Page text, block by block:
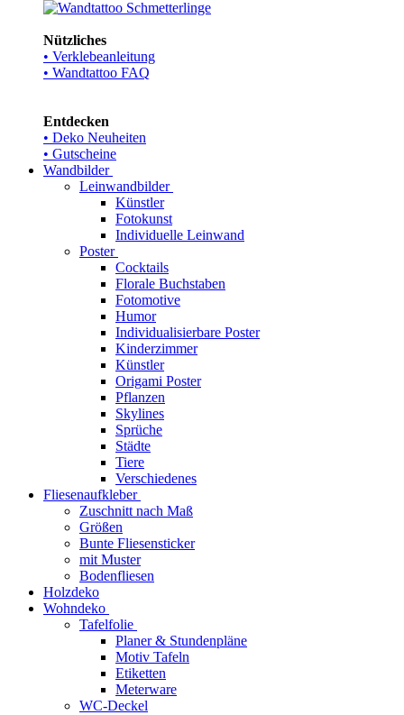
Nützliches
• Verklebeanleitung
• Wandtattoo FAQ
Entdecken
• Deko Neuheiten
• Gutscheine
Wandbilder
Leinwandbilder
Künstler
Fotokunst
Individuelle Leinwand
Poster
Cocktails
Florale Buchstaben
Fotomotive
Humor
Individualisierbare Poster
Kinderzimmer
Künstler
Origami Poster
Pflanzen
Skylines
Sprüche
Städte
Tiere
Verschiedenes
Fliesenaufkleber
Zuschnitt nach Maß
Größen
Bunte Fliesensticker
mit Muster
Bodenfliesen
Holzdeko
Wohndeko
Tafelfolie
Planer & Stundenpläne
Motiv Tafeln
Etiketten
Meterware
WC-Deckel